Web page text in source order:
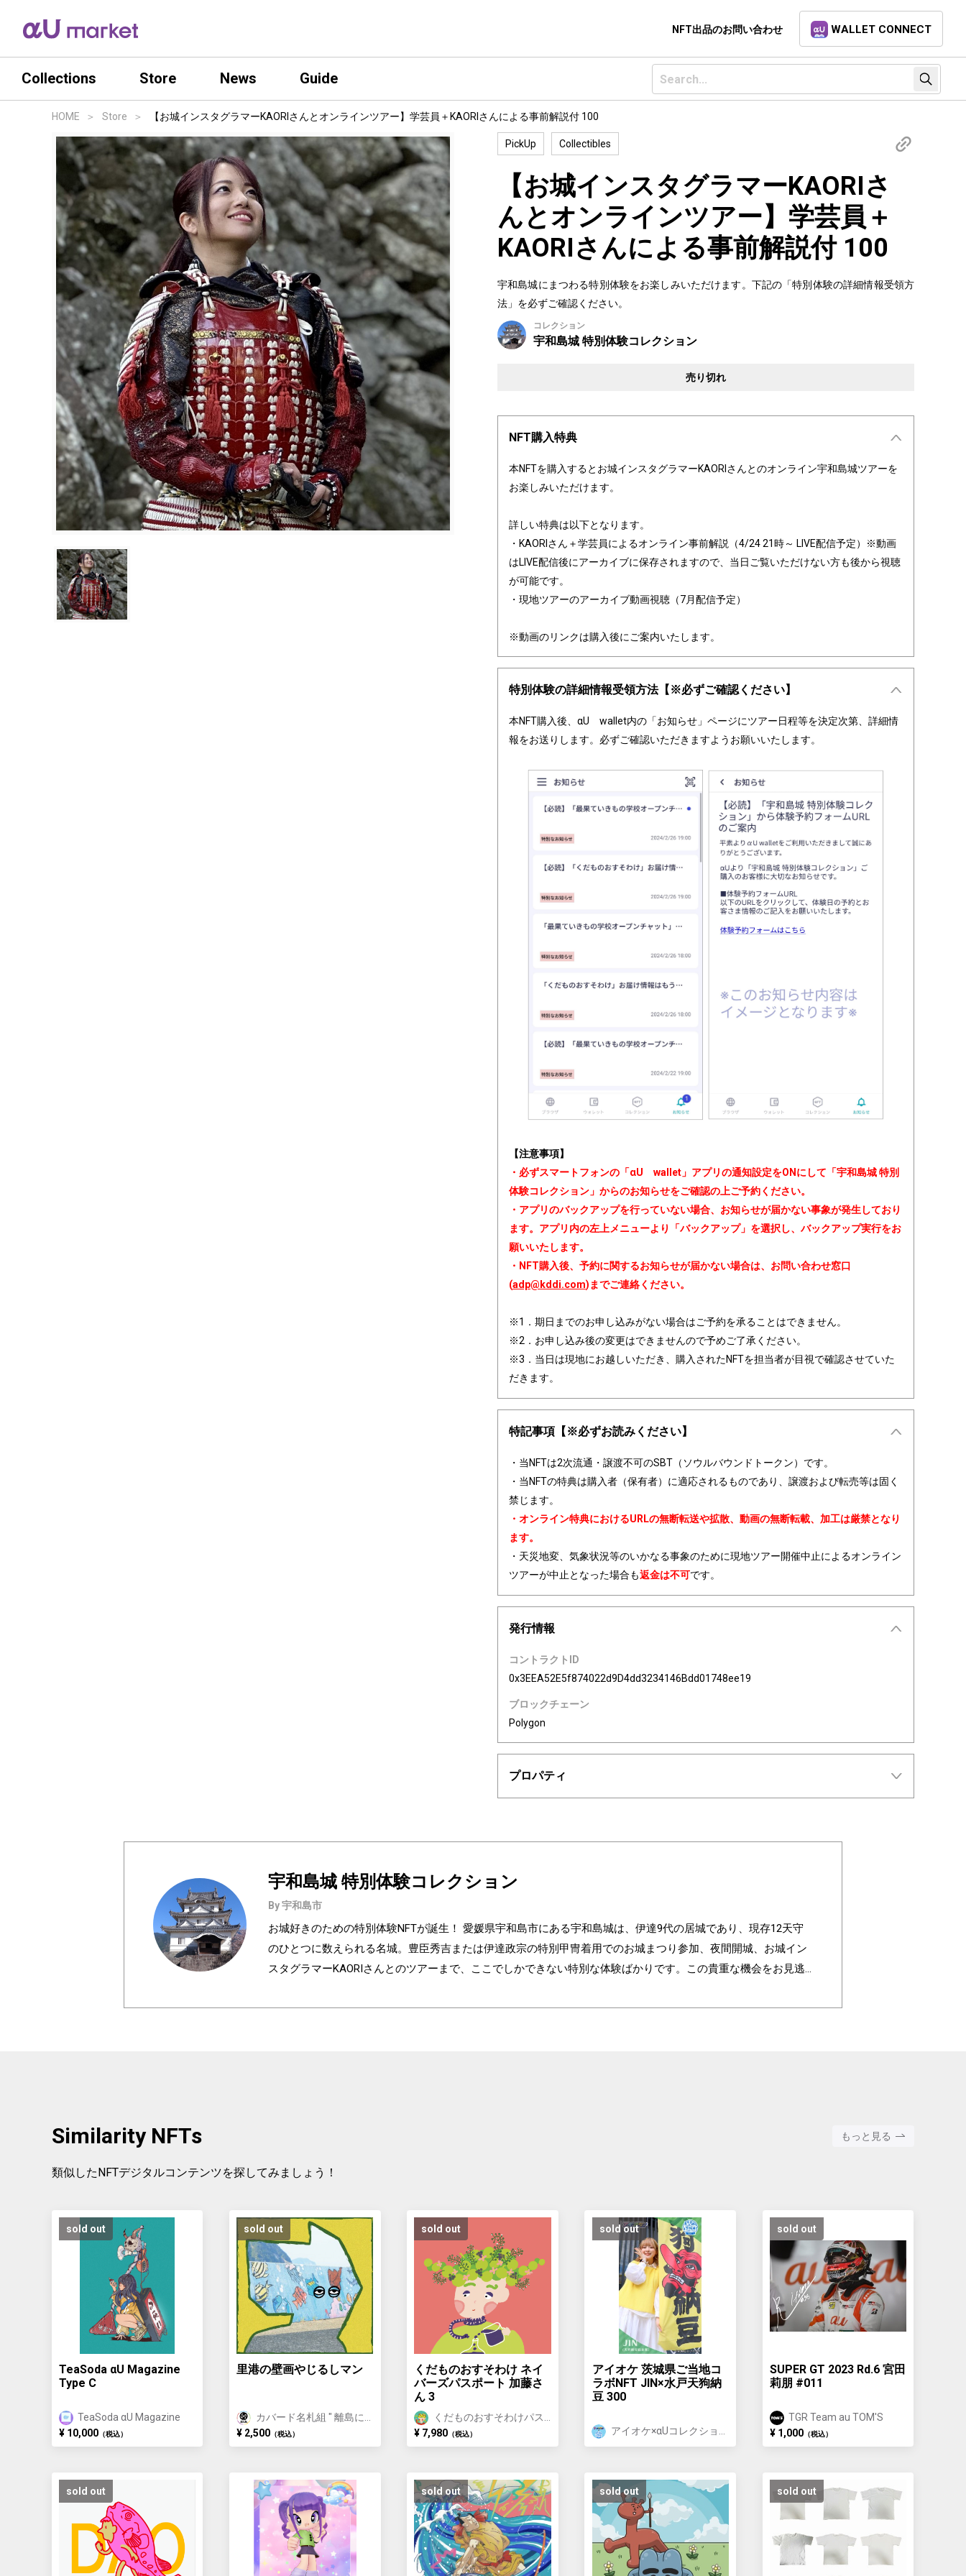
WALLET CONNECT
NFT出品のお問い合わせ
Collections Store News Guide
HOME Store 【お城インスタグラマーKAORIさんとオンラインツアー】学芸員＋KAORIさんによる事前解説付 100
PickUp Collectibles
【お城インスタグラマーKAORIさ
んとオンラインツアー】学芸員＋
KAORIさんによる事前解説付 100
宇和島城にまつわる特別体験をお楽しみいただけます。下記の「特別体験の詳細情報受領方
法」を必ずご確認ください。
コレクション
宇和島城 特別体験コレクション
売り切れ
NFT購入特典
本NFTを購入するとお城インスタグラマーKAORIさんとのオンライン宇和島城ツアーを
お楽しみいただけます。
詳しい特典は以下となります。
・KAORIさん＋学芸員によるオンライン事前解説（4/24 21時～ LIVE配信予定）※動画
はLIVE配信後にアーカイブに保存されますので、当日ご覧いただけない方も後から視聴
が可能です。
・現地ツアーのアーカイブ動画視聴（7月配信予定）
※動画のリンクは購入後にご案内いたします。
特別体験の詳細情報受領方法【※必ずご確認ください】
本NFT購入後、αU　wallet内の「お知らせ」ページにツアー日程等を決定次第、詳細情
報をお送りします。必ずご確認いただきますようお願いいたします。
【注意事項】
・必ずスマートフォンの「αU　wallet」アプリの通知設定をONにして「宇和島城 特別
体験コレクション」からのお知らせをご確認の上ご予約ください。
・アプリのバックアップを行っていない場合、お知らせが届かない事象が発生しており
ます。アプリ内の左上メニューより「バックアップ」を選択し、バックアップ実行をお
願いいたします。
・NFT購入後、予約に関するお知らせが届かない場合は、お問い合わせ窓口
(adp@kddi.com)までご連絡ください。
※1．期日までのお申し込みがない場合はご予約を承ることはできません。
※2．お申し込み後の変更はできませんので予めご了承ください。
※3．当日は現地にお越しいただき、購入されたNFTを担当者が目視で確認させていた
だきます。
特記事項【※必ずお読みください】
・当NFTは2次流通・譲渡不可のSBT（ソウルバウンドトークン）です。
・当NFTの特典は購入者（保有者）に適応されるものであり、譲渡および転売等は固く
禁じます。
・オンライン特典におけるURLの無断転送や拡散、動画の無断転載、加工は厳禁となり
ます。
・天災地変、気象状況等のいかなる事象のために現地ツアー開催中止によるオンライン
ツアーが中止となった場合も返金は不可です。
発行情報
コントラクトID
0x3EEA52E5f874022d9D4dd3234146Bdd01748ee19
ブロックチェーン
Polygon
プロパティ
宇和島城 特別体験コレクション
By 宇和島市
お城好きのための特別体験NFTが誕生！ 愛媛県宇和島市にある宇和島城は、伊達9代の居城であり、現存12天守
のひとつに数えられる名城。豊臣秀吉または伊達政宗の特別甲冑着用でのお城まつり参加、夜間開城、お城イン
スタグラマーKAORIさんとのツアーまで、ここでしかできない特別な体験ばかりです。この貴重な機会をお見逃
Similarity NFTs もっと見る
類似したNFTデジタルコンテンツを探してみましょう！
sold out
TeaSoda αU Magazine
Type C
TeaSoda αU Magazine
¥ 10,000 （税込）
sold out
里港の壁画やじるしマン
カバード名札組 " 離島に
名を刻む "
¥ 2,500 （税込）
sold out
くだものおすそわけ ネイ
バーズパスポート 加藤さ
ん 3
くだものおすそわけパス
ポート
¥ 7,980 （税込）
sold out
アイオケ 茨城県ご当地コ
ラボNFT JIN×水戸天狗納
豆 300
アイオケ×αUコレクショ
sold out
SUPER GT 2023 Rd.6 宮田
莉朋 #011
TGR Team au TOM'S
¥ 1,000（税込）
sold out sold out sold out sold out